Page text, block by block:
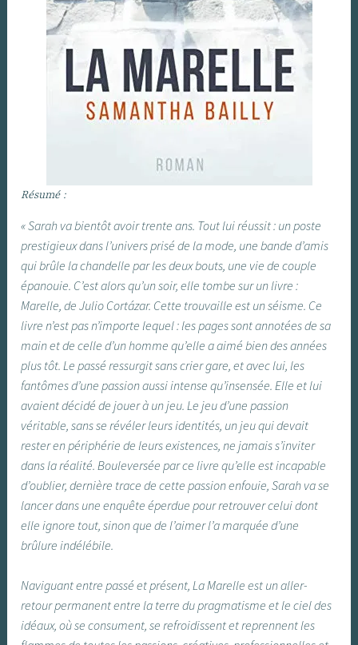
Résumé :
« Sarah va bientôt avoir trente ans. Tout lui réussit : un poste
prestigieux dans l’univers prisé de la mode, une bande d’amis
qui brûle la chandelle par les deux bouts, une vie de couple
épanouie. C’est alors qu’un soir, elle tombe sur un livre :
Marelle, de Julio Cortázar. Cette trouvaille est un séisme. Ce
livre n’est pas n’importe lequel : les pages sont annotées de sa
main et de celle d’un homme qu’elle a aimé bien des années
plus tôt. Le passé ressurgit sans crier gare, et avec lui, les
fantômes d’une passion aussi intense qu’insensée. Elle et lui
avaient décidé de jouer à un jeu. Le jeu d’une passion
véritable, sans se révéler leurs identités, un jeu qui devait
rester en périphérie de leurs existences, ne jamais s’inviter
dans la réalité. Bouleversée par ce livre qu’elle est incapable
d’oublier, dernière trace de cette passion enfouie, Sarah va se
lancer dans une enquête éperdue pour retrouver celui dont
elle ignore tout, sinon que de l’aimer l’a marquée d’une
brûlure indélébile.
Naviguant entre passé et présent, La Marelle est un aller-
retour permanent entre la terre du pragmatisme et le ciel des
idéaux, où se consument, se refroidissent et reprennent les